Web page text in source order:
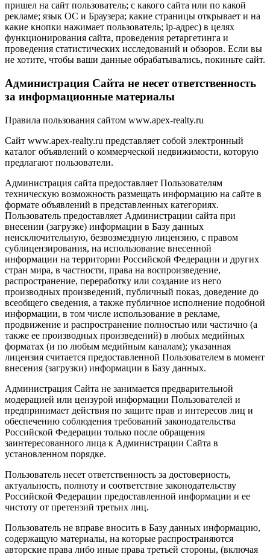
пришел на сайт пользователь; с какого сайта или по какой
рекламе; язык ОС и Браузера; какие страницы открывает и на
какие кнопки нажимает пользователь; ip-адрес) в целях
функционирования сайта, проведения ретаргетинга и
проведения статистических исследований и обзоров. Если вы
не хотите, чтобы ваши данные обрабатывались, покиньте сайт.
Администрация Сайта не несет ответственность
за информационные материалы
Правила пользования сайтом www.apex-realty.ru
Сайт www.apex-realty.ru представляет собой электронный
каталог объявлений о коммерческой недвижимости, которую
предлагают пользователи.
Администрация сайта предоставляет Пользователям
техническую возможность размещать информацию на сайте в
формате объявлений в представленных категориях.
Пользователь предоставляет Администрации сайта при
внесении (загрузке) информации в Базу данных
неисключительную, безвозмездную лицензию, с правом
сублицензирования, на использование внесенной
информации на территории Российской Федерации и других
стран мира, в частности, права на воспроизведение,
распространение, переработку или создание из него
производных произведений, публичный показ, доведение до
всеобщего сведения, а также публичное исполнение подобной
информации, в том числе использование в рекламе,
продвижение и распространение полностью или частично (а
также ее производных произведений) в любых медийных
форматах (и по любым медийным каналам); указанная
лицензия считается предоставленной Пользователем в момент
внесения (загрузки) информации в Базу данных.
Администрация Сайта не занимается предварительной
модерацией или цензурой информации Пользователей и
предпринимает действия по защите прав и интересов лиц и
обеспечению соблюдения требований законодательства
Российской Федерации только после обращения
заинтересованного лица к Администрации Сайта в
установленном порядке.
Пользователь несет ответственность за достоверность,
актуальность, полноту и соответствие законодательству
Российской Федерации предоставленной информации и ее
чистоту от претензий третьих лиц.
Пользователь не вправе вносить в Базу данных информацию,
содержащую материалы, на которые распространяются
авторские права либо иные права третьей стороны, (включая